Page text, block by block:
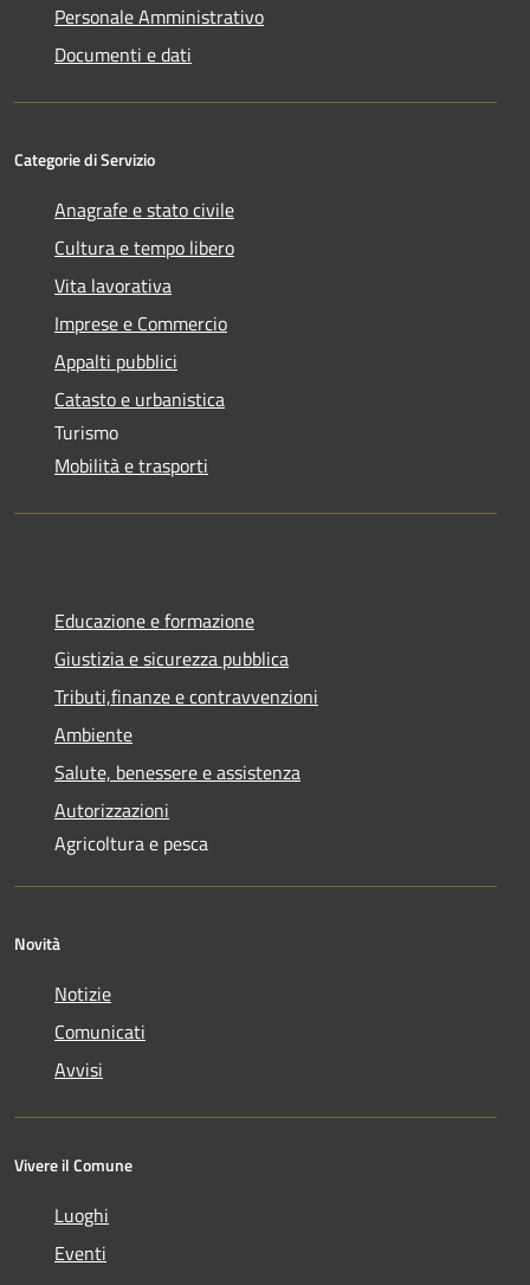
Personale Amministrativo
Documenti e dati
Categorie di Servizio
Anagrafe e stato civile
Cultura e tempo libero
Vita lavorativa
Imprese e Commercio
Appalti pubblici
Catasto e urbanistica
Turismo
Mobilità e trasporti
Educazione e formazione
Giustizia e sicurezza pubblica
Tributi,finanze e contravvenzioni
Ambiente
Salute, benessere e assistenza
Autorizzazioni
Agricoltura e pesca
Novità
Notizie
Comunicati
Avvisi
Vivere il Comune
Luoghi
Eventi